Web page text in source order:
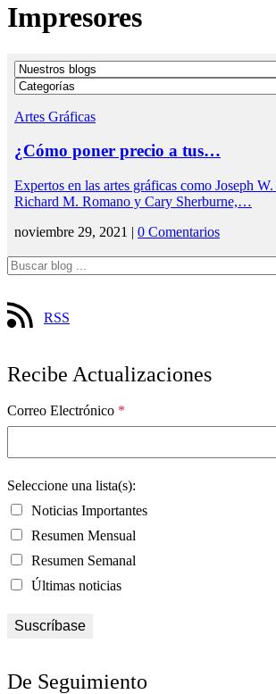
Impresores
Artes Gráficas
¿Cómo poner precio a tus…
Expertos en las artes gráficas como Joseph
Richard M. Romano y Cary Sherburne,…
noviembre 29, 2021 | 0 Comentarios
RSS
Recibe Actualizaciones
Correo Electrónico *
Seleccione una lista(s):
Noticias Importantes
Resumen Mensual
Resumen Semanal
Últimas noticias
De Seguimiento